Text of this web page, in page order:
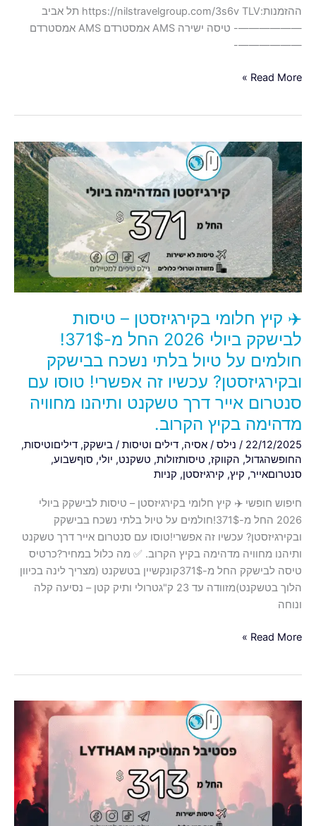
ההזמנות:https://nilstravelgroup.com/3s6v TLV תל אביב
——————- טיסה ישירה AMS אמסטרדם AMS אמסטרדם
——————-
Read More »
✈️ קיץ חלומי בקירגיזסטן – טיסות
לבישקק ביולי 2026 החל מ-371$!
חולמים על טיול בלתי נשכח בבישקק
ובקירגיזסטן? עכשיו זה אפשרי! טוסו עם
סנטרום אייר דרך טשקנט ותיהנו מחוויה
מדהימה בקיץ הקרוב.
22/12/2025
/ נילס / אסיה, דילים וטיסות / בישקק, דיליםוטיסות,
החופשהגדול, הקווקז, טיסותזולות, טשקנט, יולי, סוףשבוע,
סנטרוםאייר, קיץ, קירגיזסטן, קניות
חיפוש חופשי ✈️ קיץ חלומי בקירגיזסטן – טיסות לבישקק ביולי
2026 החל מ-371$!חולמים על טיול בלתי נשכח בבישקק
ובקירגיזסטן? עכשיו זה אפשרי!טוסו עם סנטרום אייר דרך טשקנט
ותיהנו מחוויה מדהימה בקיץ הקרוב. ✅ מה כלול במחיר?כרטיס
טיסה לבישקק החל מ-371$קונקשיין בטשקנט (מצריך לינה בכיוון
הלוך בטשקנט)מזוודה עד 23 ק"גטרולי ותיק קטן – נסיעה קלה
ונוחה
✈️
קיץ
חלומי
בקירגיזסטן
–
טיסות
לבישקק
ביולי
2026
מ-371$!
חולמים
טיול
בלתי
נשכח
בבישקק
עכשיו
זה
טוסו
עם
סנטרום
אייר
דרך
טשקנט
ותיהנו
מדהימה
הקרוב.
Read More »
🎶
פסטיבל
המוזיקה
Lytham
Festival
באנגליה
–